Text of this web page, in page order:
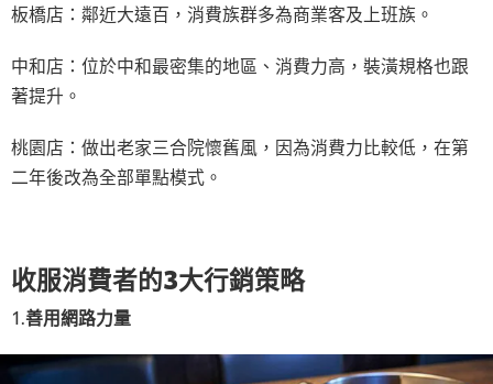
板橋店：鄰近大遠百，消費族群多為商業客及上班族。
中和店：位於中和最密集的地區、消費力高，裝潢規格也跟
著提升。
桃園店：做出老家三合院懷舊風，因為消費力比較低，在第
二年後改為全部單點模式。
收服消費者的3大行銷策略
1.善用網路力量